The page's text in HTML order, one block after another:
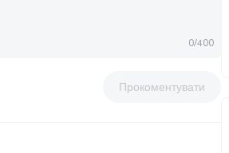
0/400
Прокоментувати